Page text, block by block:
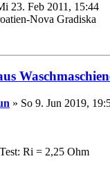
23. Feb 2011, 15:44
Nova Gradiska
» So 9. Jun 2019,
Ri = 2,25 Ohm